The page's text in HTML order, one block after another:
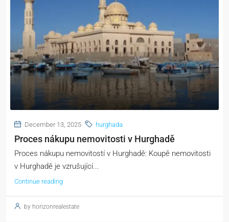
December 13, 2025 hurghada
Proces nákupu nemovitosti v Hurghadě
Proces nákupu nemovitostí v Hurghadě: Koupě nemovitosti
v Hurghadě je vzrušující...
Continue reading
by horizonrealestate